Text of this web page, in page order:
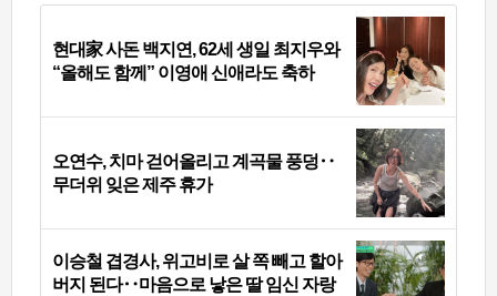
현대家 사돈 백지연, 62세 생일 최지우와
“올해도 함께” 이영애 신애라도 축하
오연수, 치마 걷어올리고 계곡물 풍덩‥
무더위 잊은 제주 휴가
이승철 겹경사, 위고비로 살 쪽 빼고 할아
버지 된다‥마음으로 낳은 딸 임신 자랑